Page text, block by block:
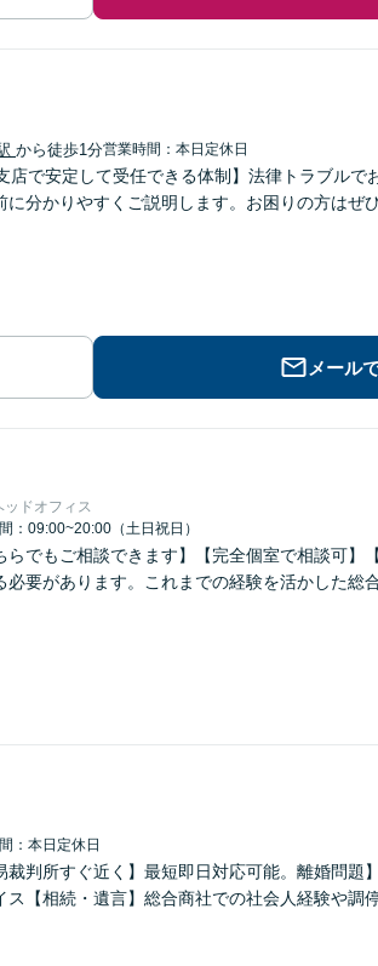
から徒歩1分営業時間：本日定休日
店で安定して受任できる体制】法律トラブルで
分かりやすくご説明します。お困りの方はぜ
メール
ドオフィス
：09:00~20:00（土日祝日）
らでもご相談できます】【完全個室で相談可】
必要があります。これまでの経験を活かした総
：本日定休日
裁判所すぐ近く】最短即日対応可能。離婚問題
ス【相続・遺言】総合商社での社会人経験や調